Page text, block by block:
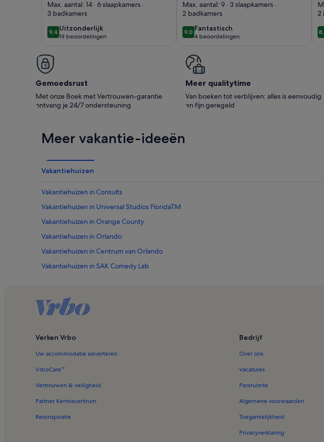
Universal
Max. aantal: 14 · 6 slaapkamers ·
3 badkamers
9,49,4 op 10
Uitzonderlijk
uitzonderlijk
19 beoordelingen
(19
bedroom house
with High Speed
Wifi Centrally
Located
Max. aantal: 9 · 3 slaapkamers ·
2 badkamers
9,09,0 op 10
Fantastisch
fantastisch
4 beoordelingen
(4
2
Gemoedsrust
Met onze Boek met Vertrouwen-garantie
ontvang je 24/7 ondersteuning
Meer quali­ty­time
Van boeken tot verblijven: alles is eenvoudig
en fijn geregeld
Meer vakantie-ideeën
Vakantiehuizen
Vakantiehuizen in Consults
Vakantiehuizen in Universal Studios FloridaTM
Vakantiehuizen in Orange County
Vakantiehuizen in Orlando
Vakantiehuizen in Centrum van Orlando
Vakantiehuizen in SAK Comedy Lab
Vakantiehuizen in Lawsona - Fern Creek
Vakantiehuizen in Orange Avenue
Vakantiehuizen in Camping World Stadium
Vakantiehuizen in Timberleaf
Vakantiehuizen in South Eola
Vakantiehuizen in Jack Kerouac House
Vakantiehuizen in Lake Como Park
Vakantiehuizen in St. Cloud
Verken Vrbo
Uw accommodatie adverteren
VrboCare™
Vertrouwen & veiligheid
Partner Kenniscentrum
Reisinspiratie
Bedrijf
Over ons
Vacatures
Persruimte
Algemene voorwaarden
Toegankelijkheid
Privacyverklaring